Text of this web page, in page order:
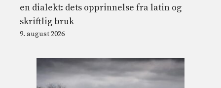
en dialekt: dets opprinnelse fra latin og
skriftlig bruk
9. august 2026